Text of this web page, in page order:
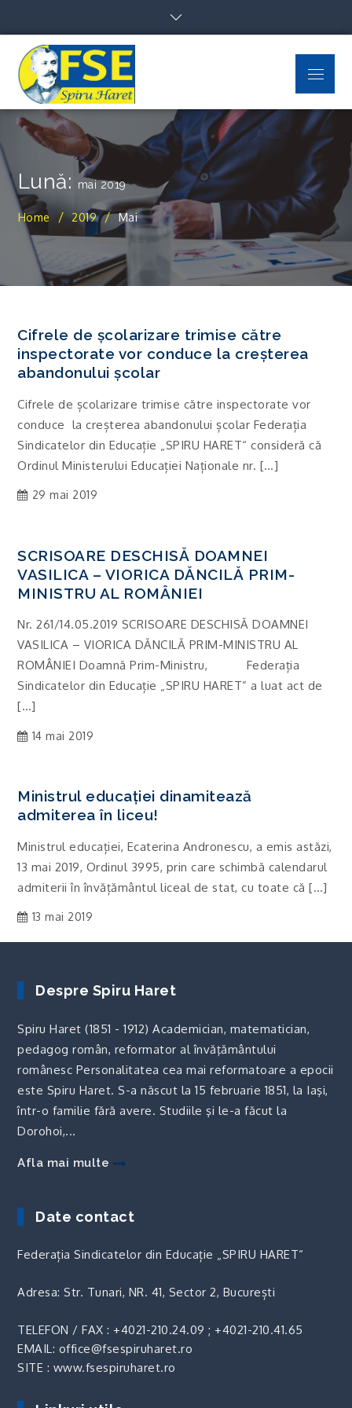
content
FSE Spiru Haret
Menu
Lună: mai 2019
Home 2019 Mai
Cifrele de școlarizare trimise către
inspectorate vor conduce la creșterea
abandonului școlar
Cifrele de școlarizare trimise către inspectorate vor
conduce la creșterea abandonului școlar Federația
Sindicatelor din Educație „SPIRU HARET“ consideră că
Ordinul Ministerului Educației Naționale nr. […]
29 mai 2019
SCRISOARE DESCHISĂ DOAMNEI
VASILICA – VIORICA DĂNCILĂ PRIM-
MINISTRU AL ROMÂNIEI
Nr. 261/14.05.2019 SCRISOARE DESCHISĂ DOAMNEI
VASILICA – VIORICA DĂNCILĂ PRIM-MINISTRU AL
ROMÂNIEI Doamnă Prim-Ministru, Federația
Sindicatelor din Educație „SPIRU HARET” a luat act de
[…]
14 mai 2019
Ministrul educației dinamitează
admiterea în liceu!
Ministrul educației, Ecaterina Andronescu, a emis astăzi,
13 mai 2019, Ordinul 3995, prin care schimbă calendarul
admiterii în învățământul liceal de stat, cu toate că […]
13 mai 2019
Despre Spiru Haret
Spiru Haret (1851 - 1912) Academician, matematician,
pedagog român, reformator al învăţământului
românesc Personalitatea cea mai reformatoare a epocii
este Spiru Haret. S-a născut la 15 februarie 1851, la Iaşi,
într-o familie fără avere. Studiile şi le-a făcut la
Dorohoi,...
Afla mai multe
Date contact
Federația Sindicatelor din Educație „SPIRU HARET“
Adresa: Str. Tunari, NR. 41, Sector 2, București
TELEFON / FAX :+4021-210.24.09 ;+4021-210.41.65
EMAIL: office@fsespiruharet.ro
SITE : www.fsespiruharet.ro